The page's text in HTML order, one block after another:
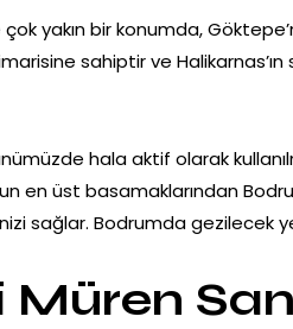
yakın bir konumda,
sahiptir ve
hala aktif olarak
en üst basamaklarından
sağlar. Bodrumda gezilecek
Müren